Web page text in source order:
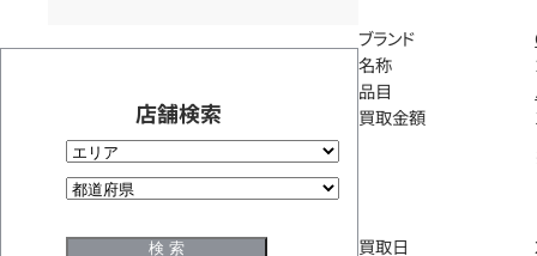
店舗検索
ブランド
名称
品目
買取金額
買取日